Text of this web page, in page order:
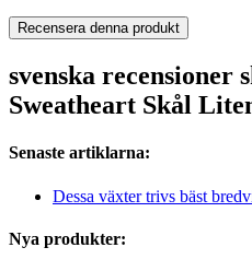
Recensera denna produkt
svenska recensioner
Sweatheart Skål
Senaste artiklarna:
Dessa växter trivs bäst
Nya produkter: